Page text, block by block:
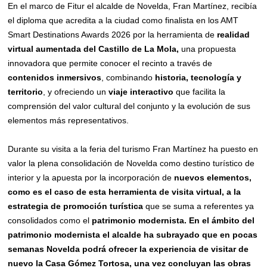
En el marco de Fitur el alcalde de Novelda, Fran Martínez, recibía
el diploma que acredita a la ciudad como finalista en los AMT
Smart Destinations Awards 2026 por la herramienta de realidad
virtual aumentada del Castillo de La Mola, una propuesta
innovadora que permite conocer el recinto a través de
contenidos inmersivos , combinando historia, tecnología y
territorio , y ofreciendo unviaje interactivo que facilita la
comprensión del valor cultural del conjunto y la evolución de sus
elementos más representativos.
Durante su visita a la feria del turismo Fran Martínez ha puesto en
valor la plena consolidación de Novelda como destino turístico de
interior y la apuesta por la incorporación de nuevos elementos,
como es el caso de esta herramienta de visita virtual, a la
estrategia de promoción turística que se suma a referentes ya
consolidados como el patrimonio modernista. En el ámbito del
patrimonio modernista el alcalde ha subrayado que en pocas
semanas Novelda podrá ofrecer la experiencia de visitarde
nuevo la Casa Gómez Tortosa, una vez concluyan las obras